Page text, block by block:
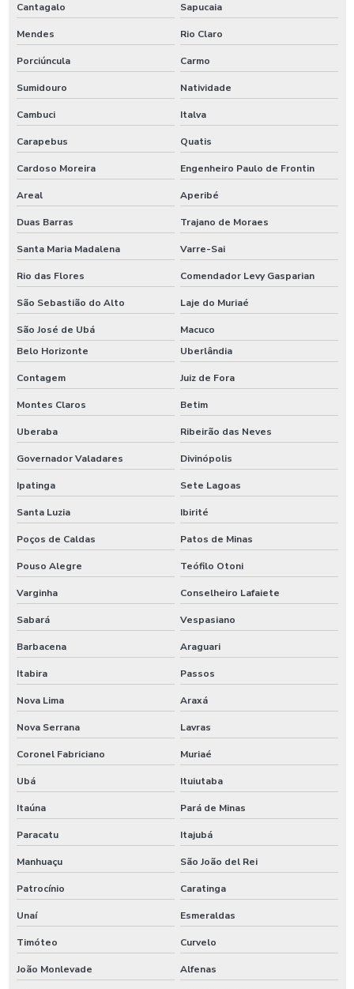
Cantagalo Sapucaia
Mendes Rio Claro
Porciúncula Carmo
Sumidouro Natividade
Cambuci Italva
Carapebus Quatis
Cardoso Moreira Engenheiro Paulo de Frontin
Areal Aperibé
Duas Barras Trajano de Moraes
Santa Maria Madalena Varre-Sai
Rio das Flores Comendador Levy Gasparian
São Sebastião do Alto Laje do Muriaé
São José de Ubá
Macuco
Belo Horizonte
Uberlândia
Contagem Juiz de Fora
Montes Claros Betim
Uberaba Ribeirão das Neves
Governador Valadares Divinópolis
Ipatinga Sete Lagoas
Santa Luzia Ibirité
Poços de Caldas Patos de Minas
Pouso Alegre Teófilo Otoni
Varginha Conselheiro Lafaiete
Sabará Vespasiano
Barbacena Araguari
Itabira Passos
Nova Lima Araxá
Nova Serrana Lavras
Coronel Fabriciano Muriaé
Ubá Ituiutaba
Itaúna Pará de Minas
Paracatu Itajubá
Manhuaçu São João del Rei
Patrocínio Caratinga
Unaí Esmeraldas
Timóteo Curvelo
João Monlevade Alfenas